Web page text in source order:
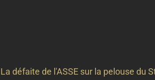
La défaite de l'ASSE sur la pelouse du